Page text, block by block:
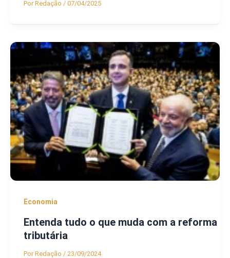
PorRedação / 07/04/2025
Economia
Entenda tudo o que muda com a reforma
tributária
PorRedação / 23/09/2024